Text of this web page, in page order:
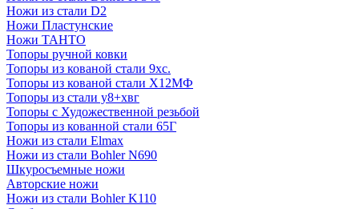
Ножи из стали D2
Ножи Пластунские
Ножи ТАНТО
Топоры ручной ковки
Топоры из кованой стали 9хс.
Топоры из кованой стали Х12МФ
Топоры из стали у8+хвг
Топоры с Художественной резьбой
Топоры из кованной стали 65Г
Ножи из стали Elmax
Ножи из стали Bohler N690
Шкуросъемные ножи
Авторские ножи
Ножи из стали Bohler K110